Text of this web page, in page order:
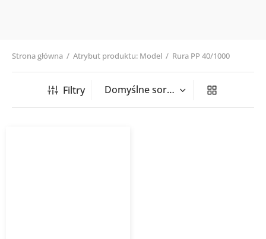
Strona główna / Atrybut produktu: Model / Rura PP 40/1000
Filtry